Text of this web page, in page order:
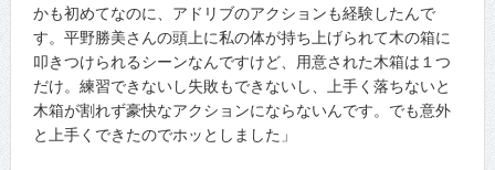
かも初めてなのに、アドリブのアクションも経験したんで
す。平野勝美さんの頭上に私の体が持ち上げられて木の箱に
叩きつけられるシーンなんですけど、用意された木箱は１つ
だけ。練習できないし失敗もできないし、上手く落ちないと
木箱が割れず豪快なアクションにならないんです。でも意外
と上手くできたのでホッとしました」